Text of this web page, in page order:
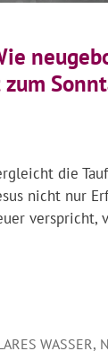
die
nicht nur
verspricht,
WASSER,